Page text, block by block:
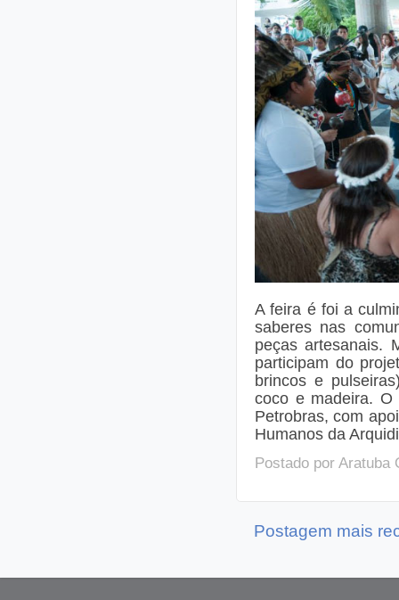
A feira é foi a
saberes nas
peças artesanais.
participam do
brincos e
coco e madeira. O
Petrobras, com
Humanos da
Postado por Aratuba
Postagem mais